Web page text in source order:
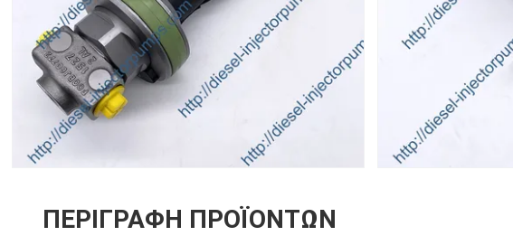
ΠΕΡΙΓΡΑΦΉ ΠΡΟΪΌΝΤΩΝ